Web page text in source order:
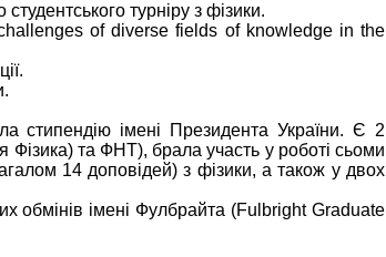
турніру з фізики.
of diverse fields of knowledge in the
стипендію імені Президента України. Є 2
Фізика) та ФНТ), брала участь у роботі сьоми
14 доповідей) з фізики, а також у двох
обмінів імені Фулбрайта (Fulbright Graduate